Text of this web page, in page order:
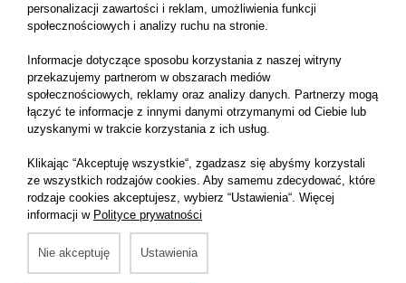
CLASSIC
personalizacji zawartości i reklam, umożliwienia funkcji
społecznościowych i analizy ruchu na stronie.
Informacje dotyczące sposobu korzystania z naszej witryny
przekazujemy partnerom w obszarach mediów
społecznościowych, reklamy oraz analizy danych. Partnerzy mogą
łączyć te informacje z innymi danymi otrzymanymi od Ciebie lub
uzyskanymi w trakcie korzystania z ich usług.
Klikając “Akceptuję wszystkie“, zgadzasz się abyśmy korzystali
ze wszystkich rodzajów cookies. Aby samemu zdecydować, które
rodzaje cookies akceptujesz, wybierz “Ustawienia“. Więcej
informacji w Polityce prywatności
Nie akceptuję Ustawienia